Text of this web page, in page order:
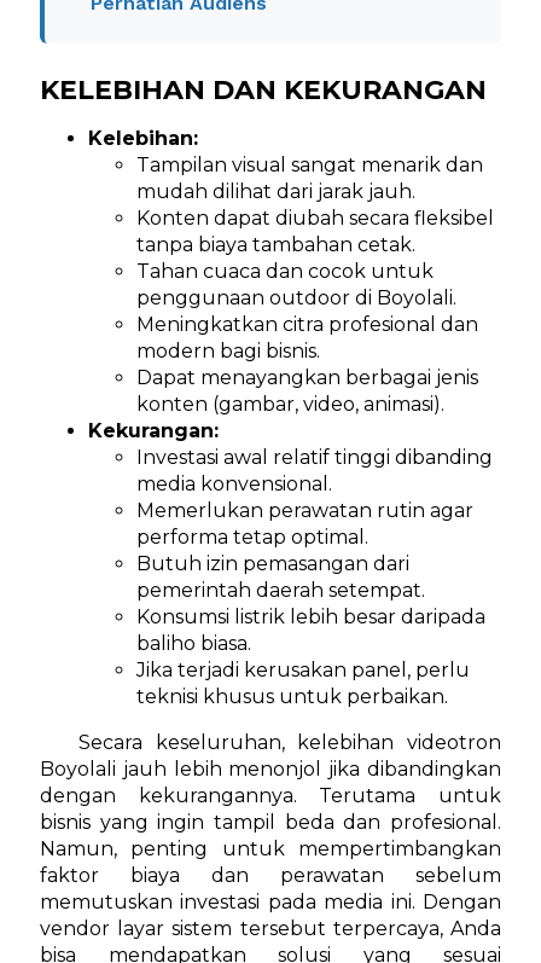
KELEBIHAN DAN KEKURANGAN
Kelebihan:
Tampilan visual sangat menarik dan
mudah dilihat dari jarak jauh.
Konten dapat diubah secara fleksibel
tanpa biaya tambahan cetak.
Tahan cuaca dan cocok untuk
penggunaan outdoor di Boyolali.
Meningkatkan citra profesional dan
modern bagi bisnis.
Dapat menayangkan berbagai jenis
konten (gambar, video, animasi).
Kekurangan:
Investasi awal relatif tinggi dibanding
media konvensional.
Memerlukan perawatan rutin agar
performa tetap optimal.
Butuh izin pemasangan dari
pemerintah daerah setempat.
Konsumsi listrik lebih besar daripada
baliho biasa.
Jika terjadi kerusakan panel, perlu
teknisi khusus untuk perbaikan.
Secara keseluruhan, kelebihan videotron
Boyolali jauh lebih menonjol jika dibandingkan
dengan kekurangannya. Terutama untuk
bisnis yang ingin tampil beda dan profesional.
Namun, penting untuk mempertimbangkan
faktor biaya dan perawatan sebelum
memutuskan investasi pada media ini. Dengan
vendor layar sistem tersebut terpercaya, Anda
bisa mendapatkan solusi yang sesuai